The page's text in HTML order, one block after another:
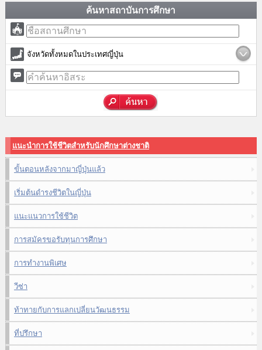
ค้นหาสถาบันการศึกษา
จังหวัดทั้งหมดในประเทศญี่ปุ่น
แนะนำการใช้ชีวิตสำหรับนักศึกษาต่างชาติ
ขั้นตอนหลังจากมาญี่ปุ่นแล้ว
เริ่มต้นดำรงชีวิตในญี่ปุ่น
แนะแนวการใช้ชีวิต
การสมัครขอรับทุนการศึกษา
การทำงานพิเศษ
วีซ่า
ท้าทายกับการแลกเปลี่ยนวัฒนธรรม
ที่ปรึกษา